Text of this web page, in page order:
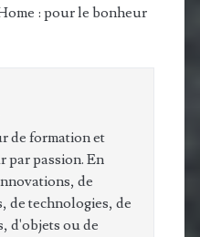
: pour le bonheur
de formation et
par passion. En
de
de technologies, de
d'objets ou de